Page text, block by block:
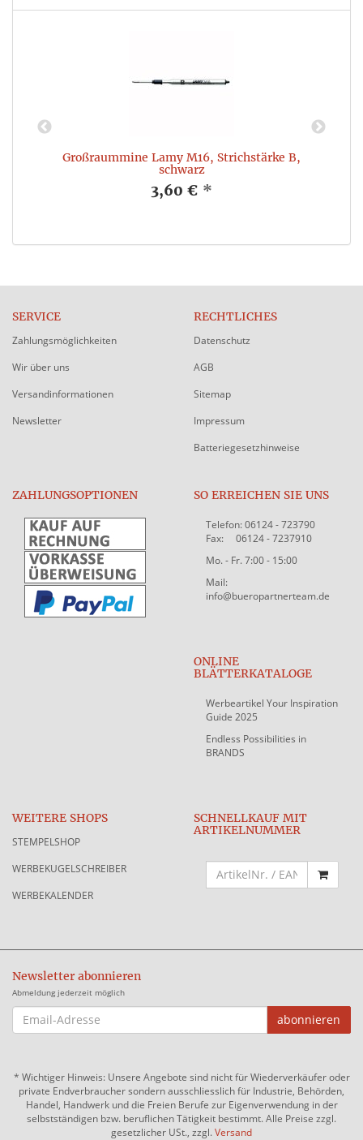
Großraummine Lamy M16, Strichstärke B,
schwarz
3,60 € *
SERVICE
Zahlungsmöglichkeiten
Wir über uns
Versandinformationen
Newsletter
RECHTLICHES
Datenschutz
AGB
Sitemap
Impressum
Batteriegesetzhinweise
ZAHLUNGSOPTIONEN SO ERREICHEN SIE UNS
Telefon: 06124 - 723790
Fax: 06124 - 7237910
Mo. - Fr. 7:00 - 15:00
Mail:
info@bueropartnerteam.de
ONLINE
BLÄTTERKATALOGE
Werbeartikel Your Inspiration
Guide 2025
Endless Possibilities in
BRANDS
WEITERE SHOPS
STEMPELSHOP
WERBEKUGELSCHREIBER
WERBEKALENDER
SCHNELLKAUF MIT
ARTIKELNUMMER
Newsletter abonnieren
Abmeldung jederzeit möglich
EMAIL-
ADRESSE
abonnieren
* Wichtiger Hinweis: Unsere Angebote sind nicht für Wiederverkäufer oder
private Endverbraucher sondern ausschliesslich für Industrie, Behörden,
Handel, Handwerk und die Freien Berufe zur Eigenverwendung in der
selbstständigen bzw. beruflichen Tätigkeit bestimmt. Alle Preise zzgl.
gesetzlicher USt., zzgl.Versand